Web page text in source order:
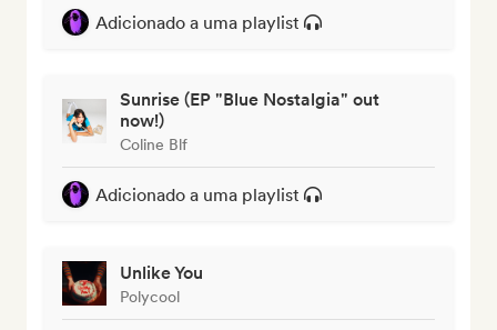
Adicionado a uma playlist
Sunrise (EP "Blue Nostalgia" out
now!)
Coline Blf
Adicionado a uma playlist
Unlike You
Polycool